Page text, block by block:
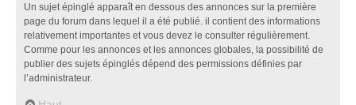
Un sujet épinglé apparaît en dessous des annonces sur la première
page du forum dans lequel il a été publié. il contient des informations
relativement importantes et vous devez le consulter régulièrement.
Comme pour les annonces et les annonces globales, la possibilité de
publier des sujets épinglés dépend des permissions définies par
l’administrateur.